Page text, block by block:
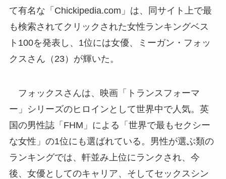
て有名な「Chickipedia.com」は、同サイト上で最
も検索されてクリックされた女性ランキングベス
ト100を発表し、1位には女優、ミーガン・フォッ
クスさん（23）が輝いた。
フォックスさんは、映画「トランスフォーマ
ー」シリーズのヒロインとして世界中で人気。英
国の男性誌「FHM」による「世界で最もセクシー
な女性」の1位にも選ばれている。男性が選ぶ類の
ランキングでは、軒並み上位にランクされ、今
後、女優としてのキャリア、そしてセックスシン